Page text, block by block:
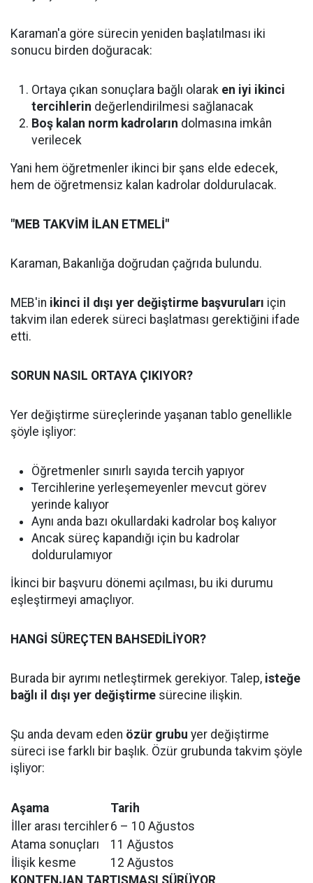
Karaman'a göre sürecin yeniden başlatılması iki
sonucu birden doğuracak:
Ortaya çıkan sonuçlara bağlı olarak en iyi ikinci
tercihlerin değerlendirilmesi sağlanacak
Boş kalan norm kadroların dolmasına imkân
verilecek
Yani hem öğretmenler ikinci bir şans elde edecek,
hem de öğretmensiz kalan kadrolar doldurulacak.
"MEB TAKVİM İLAN ETMELİ"
Karaman, Bakanlığa doğrudan çağrıda bulundu.
MEB'in ikinci il dışı yer değiştirme başvuruları için
takvim ilan ederek süreci başlatması gerektiğini ifade
etti.
SORUN NASIL ORTAYA ÇIKIYOR?
Yer değiştirme süreçlerinde yaşanan tablo genellikle
şöyle işliyor:
Öğretmenler sınırlı sayıda tercih yapıyor
Tercihlerine yerleşemeyenler mevcut görev
yerinde kalıyor
Aynı anda bazı okullardaki kadrolar boş kalıyor
Ancak süreç kapandığı için bu kadrolar
doldurulamıyor
İkinci bir başvuru dönemi açılması, bu iki durumu
eşleştirmeyi amaçlıyor.
HANGİ SÜREÇTEN BAHSEDİLİYOR?
Burada bir ayrımı netleştirmek gerekiyor. Talep, isteğe
bağlı il dışı yer değiştirme sürecine ilişkin.
Şu anda devam eden özür grubu yer değiştirme
süreci ise farklı bir başlık. Özür grubunda takvim şöyle
işliyor:
Aşama
Tarih
İller arası tercihler6 – 10 Ağustos
Atama sonuçları
11 Ağustos
İlişik kesme
12 Ağustos
KONTENJAN TARTIŞMASI SÜRÜYOR